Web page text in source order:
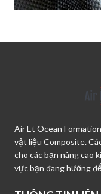
Air Et Ocean
vật liệu Composite.
cho các bạn nâng cao
vực bạn đang hướng